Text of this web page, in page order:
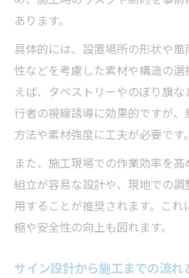
あります。
具体的には、設置場所の形状や
性などを考慮した素材や構造の選
えば、タペストリーやのぼり旗
行者の視線誘導に効果的ですが
方法や素材強度に工夫が必要です。
また、施工現場での作業効率を高
組立が容易な設計や、現地での
用することが推奨されます。こ
縮や安全性の向上も図れます。
サイン設計から施工までの流れ